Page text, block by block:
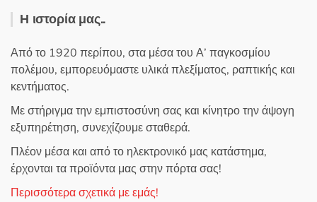
Η ιστορία μας..
Από το 1920 περίπου, στα μέσα του Α’ παγκοσμίου
πολέμου, εμπορευόμαστε υλικά πλεξίματος, ραπτικής και
κεντήματος.
Με στήριγμα την εμπιστοσύνη σας και κίνητρο την άψογη
εξυπηρέτηση, συνεχίζουμε σταθερά.
Πλέον μέσα και από το ηλεκτρονικό μας κατάστημα,
έρχονται τα προϊόντα μας στην πόρτα σας!
Περισσότερα σχετικά με εμάς!